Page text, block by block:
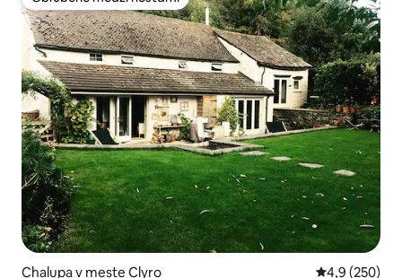
Obľúbené medzi hosťami
Chalupa v meste Clyro Priemerné
4,9 (250)